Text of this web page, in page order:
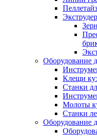
Оборудование
Клещи
Станки
Молоты
Станки
Оборудование